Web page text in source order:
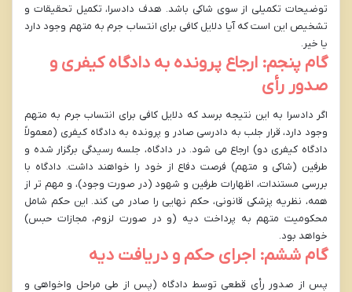
توضیحات تکمیلی از سوی شاکی باشد. هدف دادسرا، تکمیل تحقیقات و
تشخیص این است که آیا دلایل کافی برای انتساب جرم به متهم وجود دارد
یا خیر.
گام پنجم: ارجاع پرونده به دادگاه کیفری و
صدور رأی
اگر دادسرا به این نتیجه برسد که دلایل کافی برای انتساب جرم به متهم
وجود دارد، قرار جلب به دادرسی صادر و پرونده به دادگاه کیفری (معمولاً
دادگاه کیفری دو) ارجاع می شود. در دادگاه، جلسه رسیدگی برگزار شده و
طرفین (شاکی و متهم) فرصت دفاع از خود را خواهند داشت. دادگاه با
بررسی مستندات، اظهارات طرفین و شهود (در صورت وجود)، و مهم تر از
همه، نظریه پزشکی قانونی، حکم نهایی را صادر می کند. این حکم شامل
محکومیت متهم به پرداخت دیه (و در صورت لزوم، مجازات حبس)
خواهد بود.
گام ششم: اجرای حکم و دریافت دیه
پس از صدور رأی قطعی توسط دادگاه (پس از طی مراحل واخواهی و